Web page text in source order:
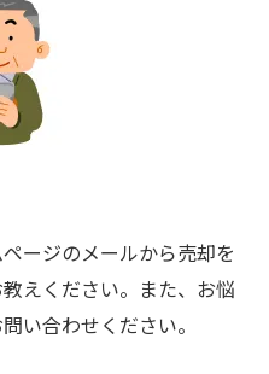
ージのメールから売却を
えください。また、お悩
い合わせください。